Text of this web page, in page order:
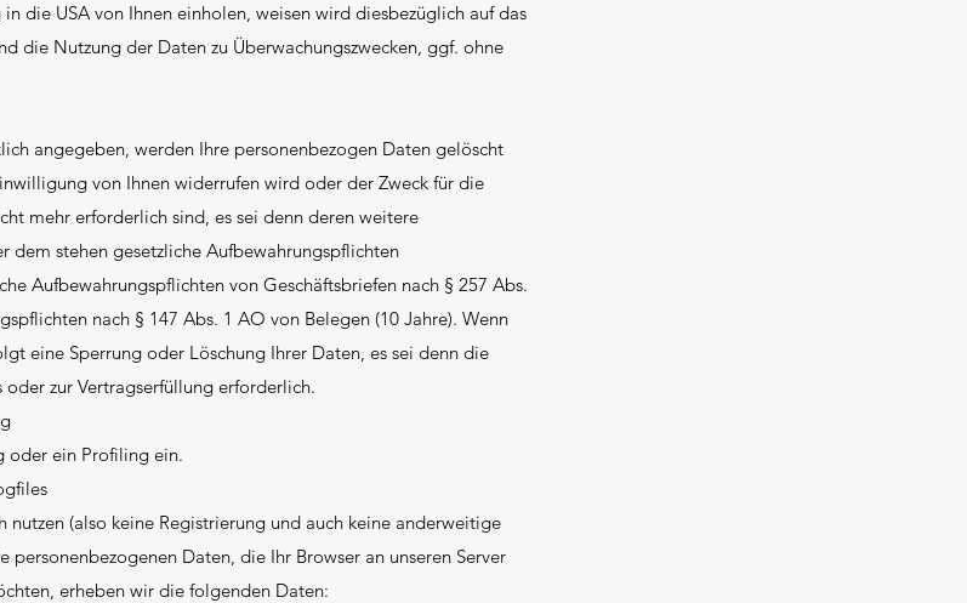
die USA von Ihnen einholen, weisen wird diesbezüglich auf das
die Nutzung der Daten zu Überwachungszwecken, ggf. ohne
angegeben, werden Ihre personenbezogen Daten gelöscht
von Ihnen widerrufen wird oder der Zweck für die
mehr erforderlich sind, es sei denn deren weitere
dem stehen gesetzliche Aufbewahrungspflichten
Aufbewahrungspflichten von Geschäftsbriefen nach § 257 Abs.
nach § 147 Abs. 1 AO von Belegen (10 Jahre). Wenn
eine Sperrung oder Löschung Ihrer Daten, es sei denn die
zur Vertragserfüllung erforderlich.
oder ein Profiling ein.
(also keine Registrierung und auch keine anderweitige
Daten, die Ihr Browser an unseren Server
erheben wir die folgenden Daten: